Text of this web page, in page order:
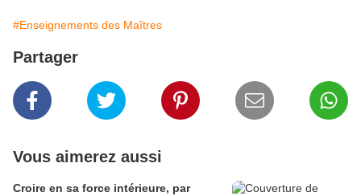
#Enseignements des Maîtres
Partager
Vous aimerez aussi
Croire en sa force intérieure, par